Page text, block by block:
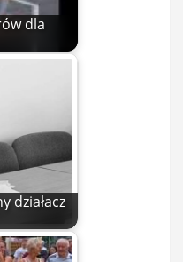
dla
działacz